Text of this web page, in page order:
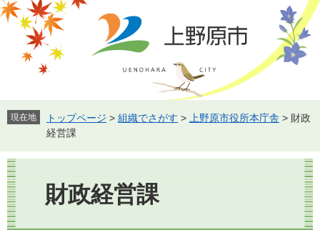
ペ
ー
す。
メ
ニ
し
て
文
へ
現在地 トップページ > 組織でさがす > 上野原市役所本庁舎 > 財政
経営課
本
文
財政経営課